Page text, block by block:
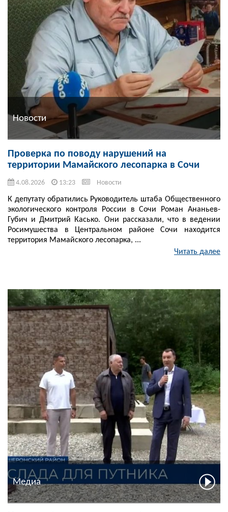
Новости
Проверка по поводу нарушений на
территории Мамайского лесопарка в Сочи
4.08.2026 13:23 Новости
К депутату обратились Руководитель штаба Общественного
экологического контроля России в Сочи Роман Ананьев-
Губич и Дмитрий Касько. Они рассказали, что в ведении
Росимушества в Центральном районе Сочи находится
территория Мамайского лесопарка, ...
Читать далее
Медиа